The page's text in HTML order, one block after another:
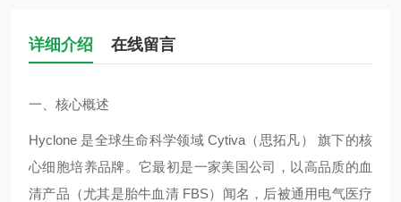
详细介绍 在线留言
一、核心概述
Hyclone 是全球生命科学领域Cytiva （思拓凡） 旗下的核
心细胞培养品牌。它最初是一家美国公司，以高品质的血
清产品（尤其是胎牛血清 FBS）闻名 ，后被通用电气医疗